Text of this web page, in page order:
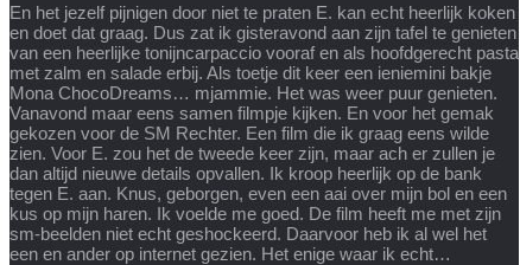
En het jezelf pijnigen door niet te praten E. kan echt heerlijk koken
en doet dat graag. Dus zat ik gisteravond aan zijn tafel te genieten
van een heerlijke tonijncarpaccio vooraf en als hoofdgerecht pasta
met zalm en salade erbij. Als toetje dit keer een ieniemini bakje
Mona ChocoDreams… mjammie. Het was weer puur genieten.
Vanavond maar eens samen filmpje kijken. En voor het gemak
gekozen voor de SM Rechter. Een film die ik graag eens wilde
zien. Voor E. zou het de tweede keer zijn, maar ach er zullen je
dan altijd nieuwe details opvallen. Ik kroop heerlijk op de bank
tegen E. aan. Knus, geborgen, even een aai over mijn bol en een
kus op mijn haren. Ik voelde me goed. De film heeft me met zijn
sm-beelden niet echt geshockeerd. Daarvoor heb ik al wel het
een en ander op internet gezien. Het enige waar ik echt…